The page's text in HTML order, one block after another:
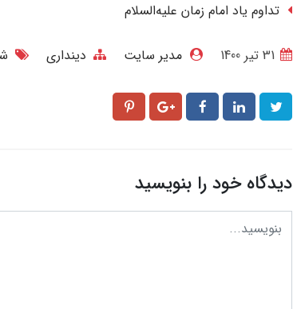
تداوم یاد امام زمان علیه‌السلام
مدیر سایت دینداری
دیدگاه خود را بنویسید